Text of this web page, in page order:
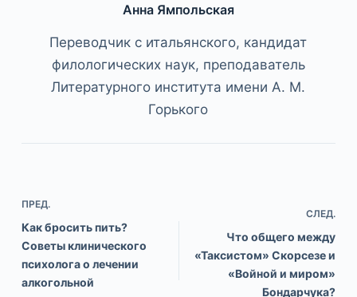
Анна Ямпольская
Переводчик с итальянского, кандидат
филологических наук, преподаватель
Литературного института имени А. М.
Горького
ПРЕД.
Как бросить пить?
Советы клинического
психолога о лечении
алкогольной
СЛЕД.
Что общего между
«Таксистом» Скорсезе и
«Войной и миром»
Бондарчука?